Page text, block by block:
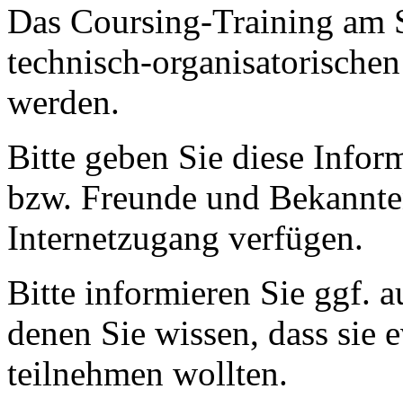
Das Coursing-Training am
technisch-
werden.
Bitte geben Sie diese
bzw. Freunde und
Internetzugang verfügen.
Bitte informieren Sie ggf.
denen Sie wissen, dass
teilnehmen wollten.